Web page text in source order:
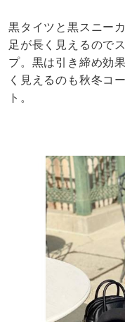
黒タイツと黒スニー
足が長く見えるので
プ。黒は引き締め効
く見えるのも秋冬コ
ト。